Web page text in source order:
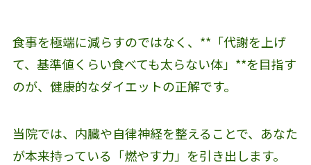
食事を極端に減らすのではなく、**「代謝を上げ
て、基準値くらい食べても太らない体」**を目指す
のが、健康的なダイエットの正解です。
当院では、内臓や自律神経を整えることで、あなた
が本来持っている「燃やす力」を引き出します。